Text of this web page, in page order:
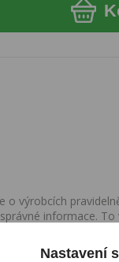
o výrobcích
informace. To
podávány pouze
DonPealo
Nastavení